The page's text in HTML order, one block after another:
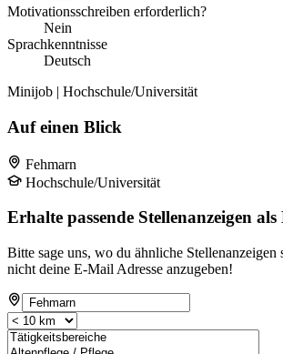
Motivationsschreiben erforderlich?
Nein
Sprachkenntnisse
Deutsch
Minijob | Hochschule/Universität
Auf einen Blick
Fehmarn
Hochschule/Universität
Erhalte passende Stellenanzeigen
Bitte sage uns, wo du ähnliche Stellenanzeigen
nicht deine E-Mail Adresse anzugeben!